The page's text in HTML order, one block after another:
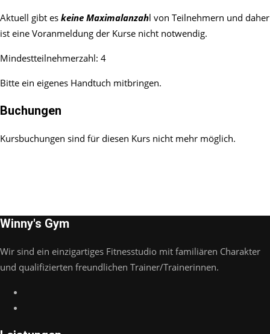
Aktuell gibt es keine Maximalanzahl von Teilnehmern und daher
ist eine Voranmeldung der Kurse nicht notwendig.
Mindestteilnehmerzahl: 4
Bitte ein eigenes Handtuch mitbringen.
Buchungen
Kursbuchungen sind für diesen Kurs nicht mehr möglich.
Winny's Gym
Wir sind ein einzigartiges Fitnesstudio mit familiären Charakter
und qualifizierten freundlichen Trainer/Trainerinnen.